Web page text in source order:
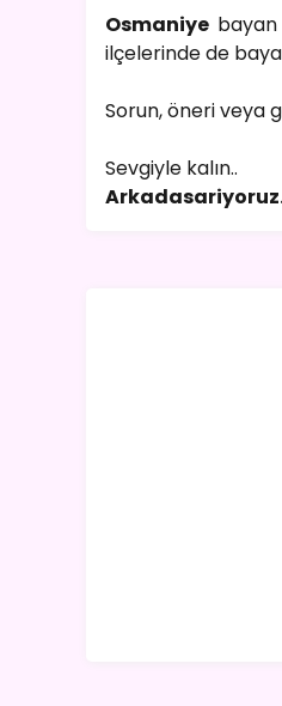
Osmaniye
ilçelerinde de
Sorun, öneri veya
Sevgiyle kalın..